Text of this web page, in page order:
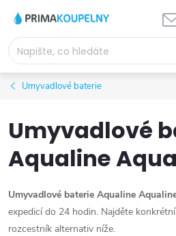
obsah
Umyvadlové baterie
Umyvadlové
Aqualine
Umyvadlové baterie Aqualine
expedicí do 24 hodin. Najděte
rozcestník alternativ níže.